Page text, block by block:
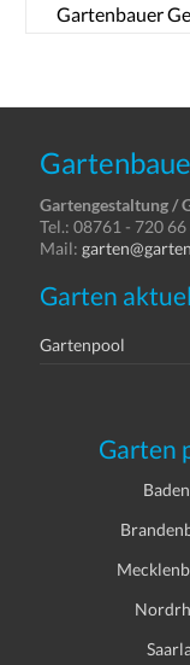
Gartenbauer
Gartengestaltung /
Tel.: 08761 - 720 66
Mail:
Garten
Gartenpool
Garten